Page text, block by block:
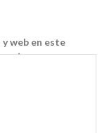
web en este